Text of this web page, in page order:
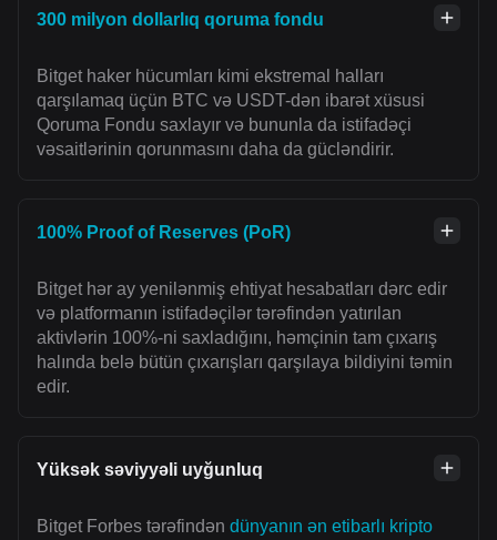
300 milyon dollarlıq qoruma fondu
Bitget haker hücumları kimi ekstremal halları
qarşılamaq üçün BTC və USDT-dən ibarət xüsusi
Qoruma Fondu saxlayır və bununla da istifadəçi
vəsaitlərinin qorunmasını daha da gücləndirir.
100% Proof of Reserves (PoR)
Bitget hər ay yenilənmiş ehtiyat hesabatları dərc edir
və platformanın istifadəçilər tərəfindən yatırılan
aktivlərin 100%-ni saxladığını, həmçinin tam çıxarış
halında belə bütün çıxarışları qarşılaya bildiyini təmin
edir.
Yüksək səviyyəli uyğunluq
Bitget Forbes tərəfindən dünyanın ən etibarlı kripto